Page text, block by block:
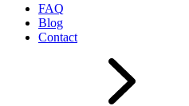
FAQ
Blog
Contact